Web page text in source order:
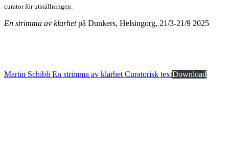
curator för utställningen:
En strimma av klarhetpå Dunkers, Helsingorg, 21/3-21/9 2025
Martin Schibli En strimma av klarhet Curatorisk textDownload